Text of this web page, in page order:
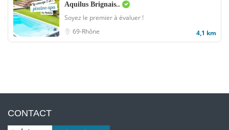
Aquilus Brignais..
Soyez le premier à évaluer !
69-Rhône
4,1 km
CONTACT